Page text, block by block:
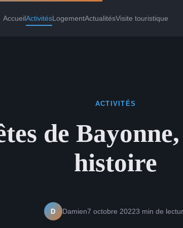
AccueilActivitésLogementActualitésVisite touristique
ACTIVITÉS
de
histoire
D Damien7 octobre 20223 min de